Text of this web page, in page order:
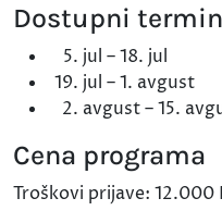
Dostupni
jul – 18. jul
jul – 1. avgust
avgust – 15.
Cena programa
Troškovi prijave: 12.000